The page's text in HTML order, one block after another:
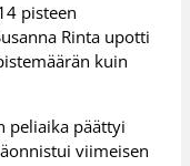
pisteen
Rinta upotti
kuin
peliaika päättyi
viimeisen